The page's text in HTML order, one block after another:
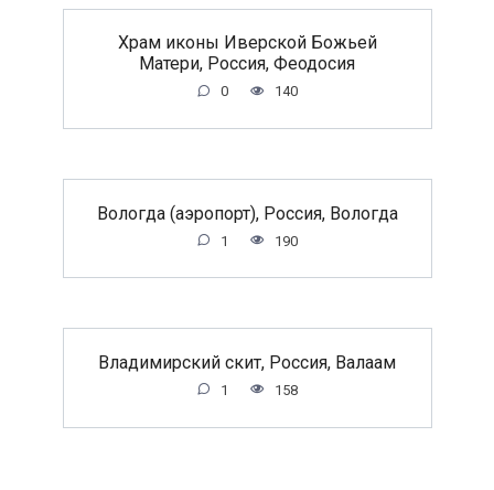
Храм иконы Иверской Божьей
Матери, Россия, Феодосия
0 140
Вологда (аэропорт), Россия, Вологда
1 190
Владимирский скит, Россия, Валаам
1 158